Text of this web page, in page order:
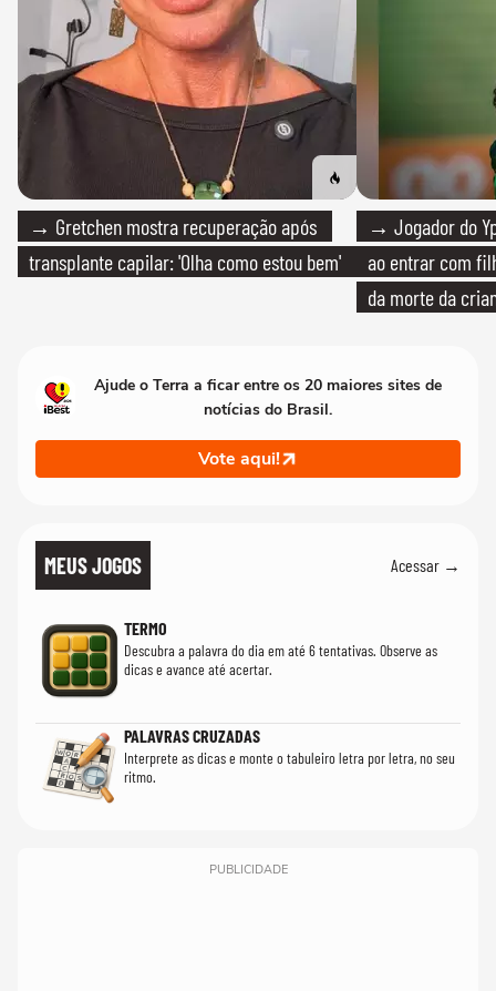
→ Gretchen mostra recuperação após
transplante capilar: 'Olha como estou bem'
→ Jogador do
ao entrar com
da morte da
Ajude o Terra a ficar entre os 20 maiores sites de
notícias do Brasil.
Vote aqui!
MEUS JOGOS Acessar →
TERMO
Descubra a palavra do dia em até 6 tentativas. Observe as
dicas e avance até acertar.
PALAVRAS CRUZADAS
Interprete as dicas e monte o tabuleiro letra por letra, no seu
ritmo.
PUBLICIDADE